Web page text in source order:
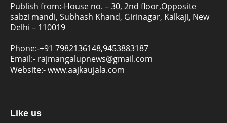
Publish from:-House no. – 30, 2nd floor,Opposite
sabzi mandi, Subhash Khand, Girinagar, Kalkaji, New
Delhi – 110019
Phone:-+91 7982136148,9453883187
Email:- rajmangalupnews@gmail.com
Website:-www.aajkaujala.com
Like us